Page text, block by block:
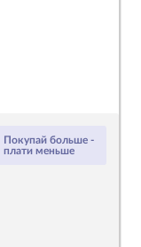
Покупай больше -
плати меньше